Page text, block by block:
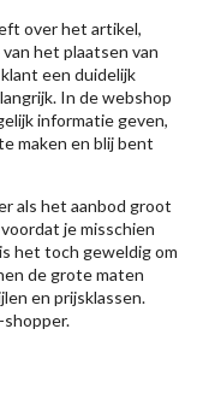
over het artikel,
het plaatsen van
een duidelijk
In de webshop
informatie geven,
maken en blij bent
als het aanbod groot
je misschien
het toch geweldig om
de grote maten
en prijsklassen.